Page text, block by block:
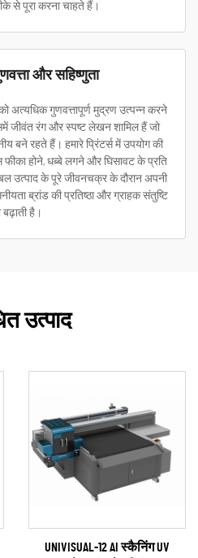
से पूरा करना चाहते हैं।
और सहिष्णुता
अत्यधिक गुणवत्तापूर्ण मुद्रण उत्पन्न करने
जीवंत रंग और स्पष्ट लेखन शामिल हैं जो
बने रहते हैं। हमारे प्रिंटर्स में उपयोग की
फीका होने, धब्बे लगने और घिसावट के प्रति
उत्पाद के पूरे जीवनचक्र के दौरान अपनी
ब्रांड की प्रतिष्ठा और ग्राहक संतुष्टि
बढ़ाती है।
उत्पाद
UNIVISUAL-12 AI स्कैनिंग UV